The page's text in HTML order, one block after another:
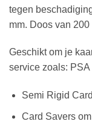
tegen
mm. Doos van 200
Geschikt om je
service zoals: PSA
Semi Rigid
Card Savers